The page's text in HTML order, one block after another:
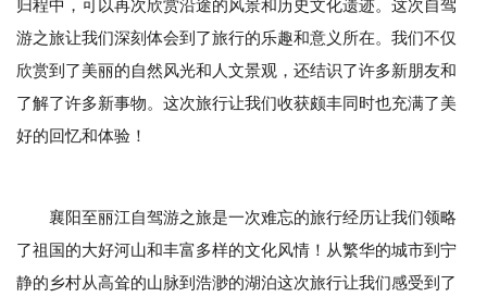
归程中，可以再次欣赏沿途的风景和历史文化遗迹。这次自驾
游之旅让我们深刻体会到了旅行的乐趣和意义所在。我们不仅
欣赏到了美丽的自然风光和人文景观，还结识了许多新朋友和
了解了许多新事物。这次旅行让我们收获颇丰同时也充满了美
好的回忆和体验！
襄阳至丽江自驾游之旅是一次难忘的旅行经历让我们领略
了祖国的大好河山和丰富多样的文化风情！从繁华的城市到宁
静的乡村从高耸的山脉到浩渺的湖泊这次旅行让我们感受到了